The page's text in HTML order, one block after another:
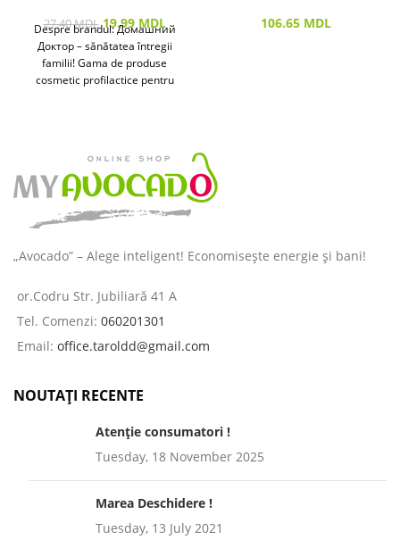
27.40MDL 19.99 MDL
Despre brandul: Домашний
Доктор – sănătatea întregii
familii! Gama de produse
cosmetic profilactice pentru
106.65 MDL
„Avocado” – Alege inteligent! Economisește energie și bani!
or.Codru Str. Jubiliară 41 A
Tel. Comenzi: 060201301
Email: office.taroldd@gmail.com
NOUTAȚI RECENTE
Atenție consumatori !
Tuesday, 18 November 2025
Marea Deschidere !
Tuesday, 13 July 2021